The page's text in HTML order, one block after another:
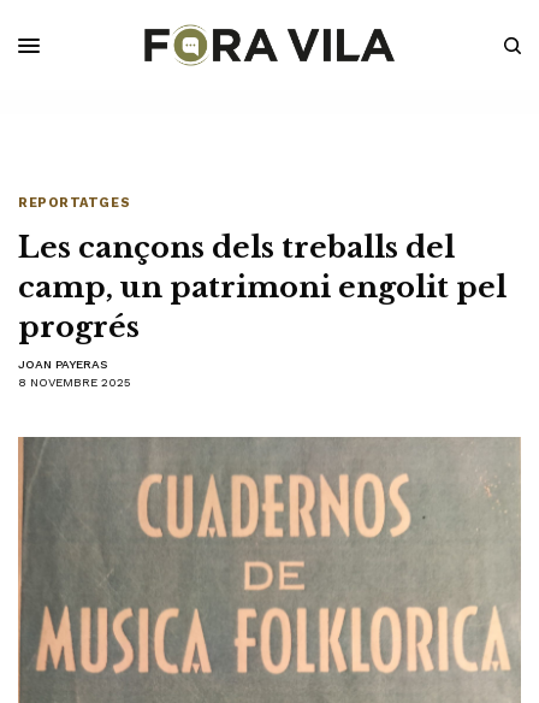
REPORTATGES
Les cançons dels treballs del
camp, un patrimoni engolit pel
progrés
JOAN PAYERAS
8 NOVEMBRE 2025